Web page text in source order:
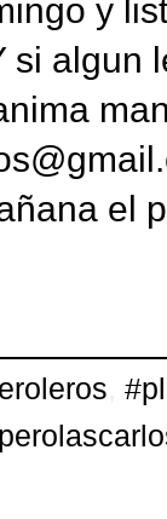
y
si algun
el
,